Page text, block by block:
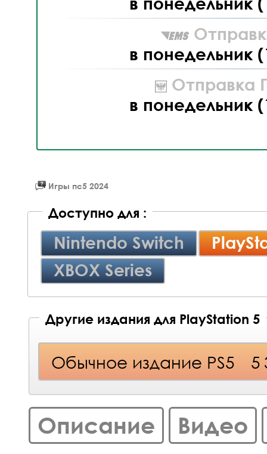
в понедельник
Отправка
в понедельник
Игры пс5 2024
Доступно для :
Nintendo Switch
XBOX Series
Другие издания для PlayStation 5
Обычное издание PS5 5
Описание Видео